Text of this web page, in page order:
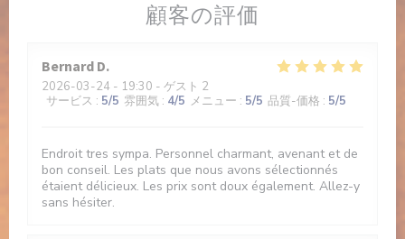
顧客の評価
Bernard D
2026-03-24 - 19:30 - ゲスト 2
サービス : 5/5 雰囲気 : 4/5 メニュー : 5/5 品質-価格 : 5/5
Endroit tres sympa. Personnel charmant, avenant et de
bon conseil. Les plats que nous avons sélectionnés
étaient délicieux. Les prix sont doux également. Allez-y
sans hésiter.